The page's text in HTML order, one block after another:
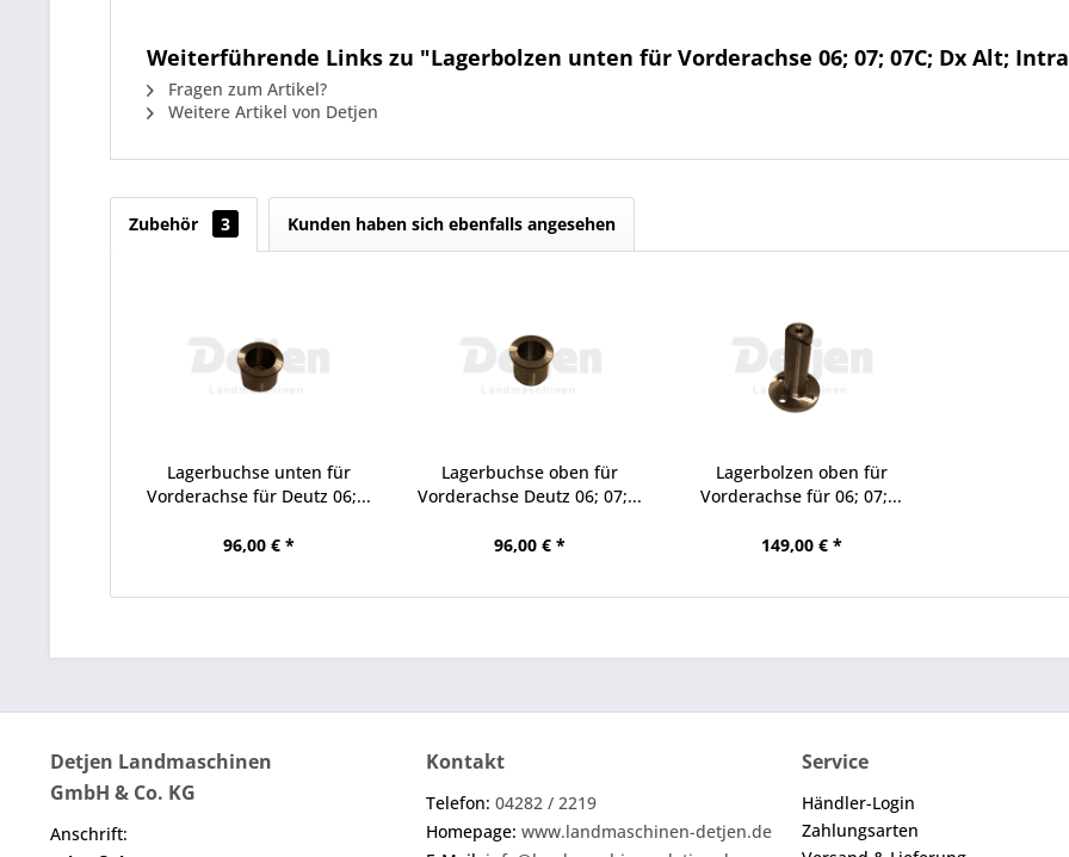
Weiterführende Links zu "Lagerbolzen unten für Vorderachse 06; 07; 07C; Dx Alt;
Fragen zum Artikel?
Weitere Artikel von Detjen
Zubehör 3 Kunden haben sich ebenfalls angesehen
Lagerbuchse unten für
Vorderachse für Deutz 06;...
96,00 € *
Lagerbuchse oben für
Vorderachse Deutz 06; 07;...
96,00 € *
Lagerbolzen oben für
Vorderachse für 06; 07;...
149,00 € *
Detjen Landmaschinen
GmbH & Co. KG
Anschrift:
Kontakt
Telefon: 04282 / 2219
Homepage: www.landmaschinen-detjen.de
Service
Händler-Login
Zahlungsarten